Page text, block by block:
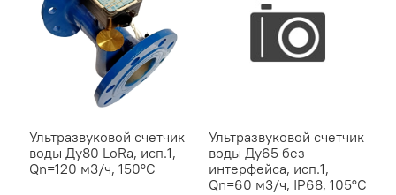
Ультразвуковой счетчик
воды Ду80 LoRa, исп.1,
Qn=120 м3/ч, 150°C
Ультразвуковой счетчик
воды Ду65 без
интерфейса, исп.1,
Qn=60 м3/ч, IP68, 105°C